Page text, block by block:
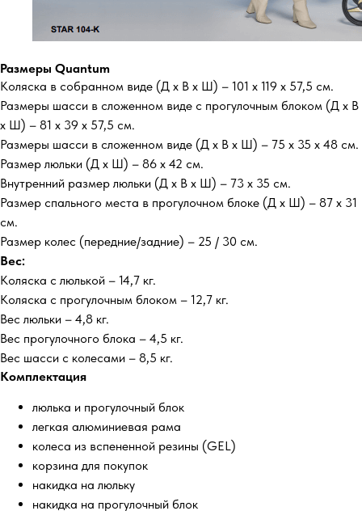
Размеры Quantum
Коляска в собранном виде (Д х В х Ш) – 101 х 119 х 57,5 см.
Размеры шасси в сложенном виде с прогулочным блоком (Д х В
х Ш) – 81 х 39 х 57,5 см.
Размеры шасси в сложенном виде (Д х В х Ш) – 75 х 35 х 48 см.
Размер люльки (Д х Ш) – 86 х 42 см.
Внутренний размер люльки (Д х В х Ш) – 73 х 35 см.
Размер спального места в прогулочном блоке (Д х Ш) – 87 х 31
см.
Размер колес (передние/задние) – 25 / 30 см.
Вес:
Коляска с люлькой – 14,7 кг.
Коляска с прогулочным блоком – 12,7 кг.
Вес люльки – 4,8 кг.
Вес прогулочного блока – 4,5 кг.
Вес шасси с колесами – 8,5 кг.
Комплектация
люлька и прогулочный блок
легкая алюминиевая рама
колеса из вспененной резины (GEL)
корзина для покупок
накидка на люльку
накидка на прогулочный блок